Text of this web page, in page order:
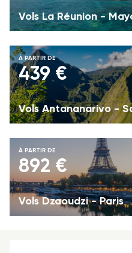
Vols La Réunion -
Vols Antananarivo -
À PARTIR DE
439 €
Vols Dzaoudzi - Paris
À PARTIR DE
892 €